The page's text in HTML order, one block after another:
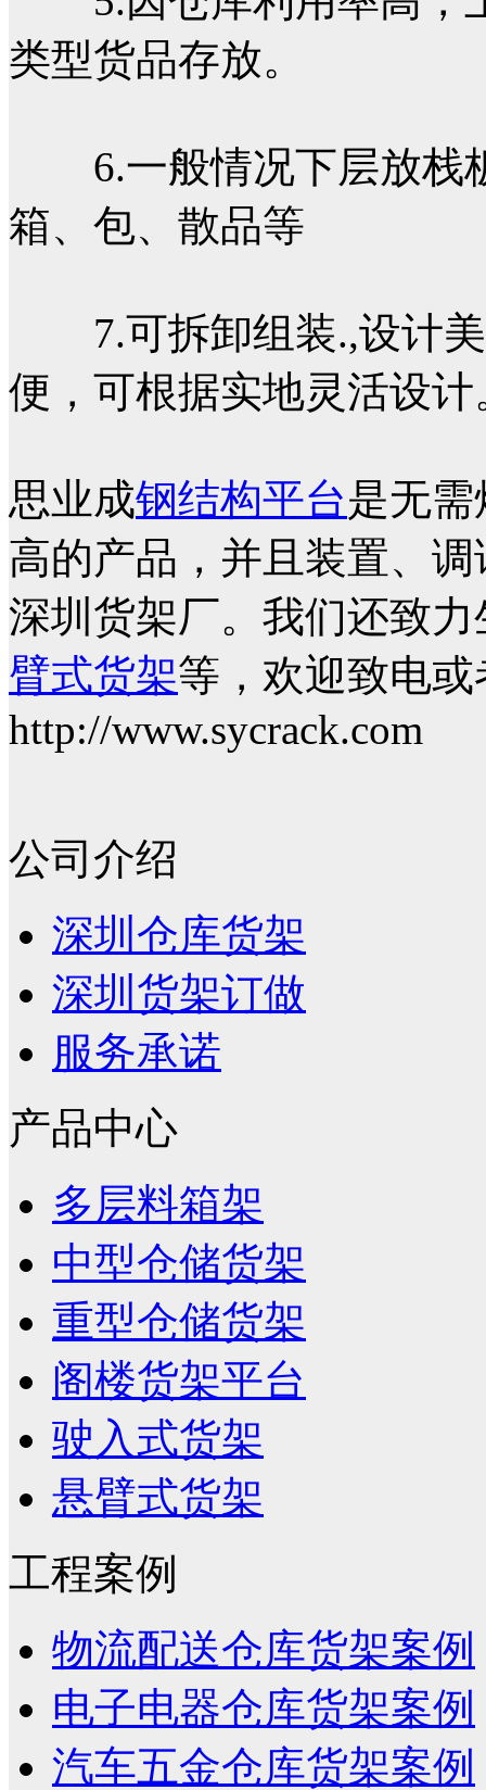
类型货品存放。
6.一般情况下层放栈
箱、包、散品等
7.可拆卸组装.,设计美
便，可根据实地灵活设计
思业成钢结构平台是无
高的产品，并且装置、
深圳货架厂。我们还致力
臂式货架等， 欢迎致电或
http://www.sycrack.com
公司介绍
深圳仓库货架
深圳货架订做
服务承诺
产品中心
多层料箱架
中型仓储货架
重型仓储货架
阁楼货架平台
驶入式货架
悬臂式货架
工程案例
物流配送仓库货架案例
电子电器仓库货架案例
汽车五金仓库货架案例